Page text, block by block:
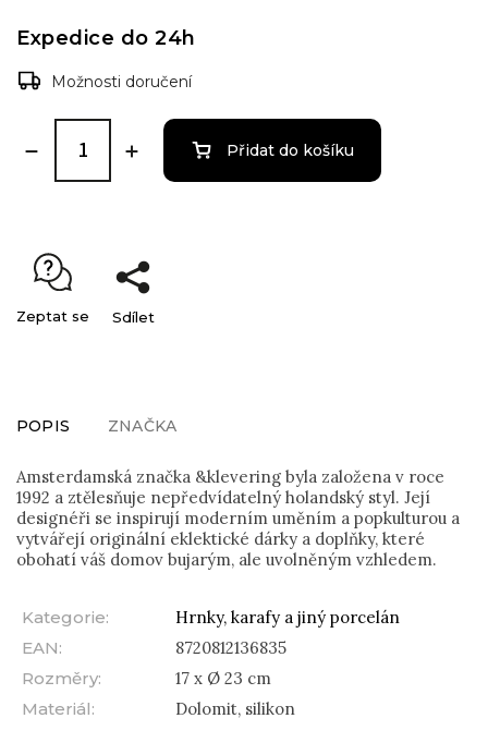
Expedice do 24h
Možnosti doručení
Přidat do košíku
Zeptat se Sdílet
POPIS ZNAČKA
Amsterdamská značka &klevering byla založena v roce
1992 a ztělesňuje nepředvídatelný holandský styl. Její
designéři se inspirují moderním uměním a popkulturou a
vytvářejí originální eklektické dárky a doplňky, které
obohatí váš domov bujarým, ale uvolněným vzhledem.
Kategorie:
Hrnky, karafy a jiný porcelán
EAN:
8720812136835
Rozměry:
17 x Ø 23 cm
Materiál: Dolomit, silikon